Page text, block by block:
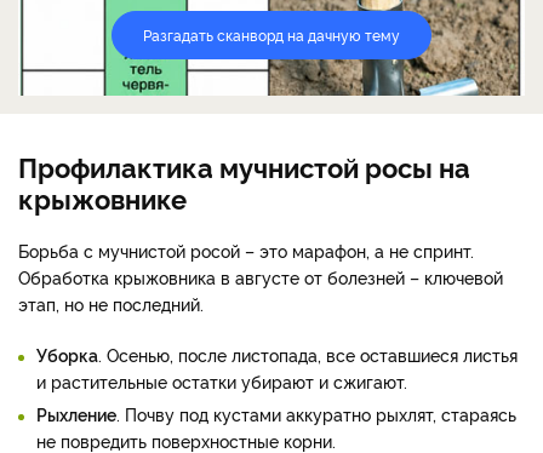
Разгадать сканворд на дачную тему
Профилактика мучнистой росы на
крыжовнике
Борьба с мучнистой росой – это марафон, а не спринт.
Обработка крыжовника в августе от болезней – ключевой
этап, но не последний.
Уборка . Осенью, после листопада, все оставшиеся листья
и растительные остатки убирают и сжигают.
Рыхление . Почву под кустами аккуратно рыхлят, стараясь
не повредить поверхностные корни.